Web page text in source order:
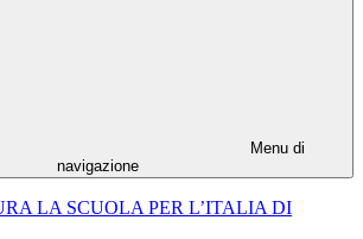
Menu di
navigazione
LA SCUOLA PER L’ITALIA DI